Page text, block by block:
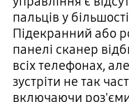
пальців у
Підекранний або
панелі сканер
всіх телефонах,
зустріти не так
включаючи